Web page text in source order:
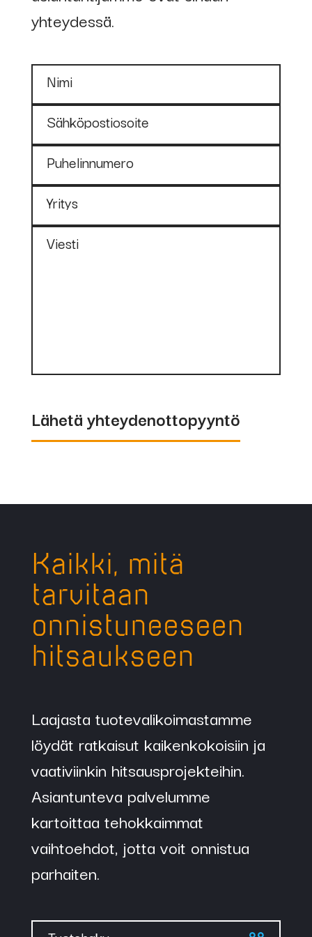
kaariaikamittarilla
sensorilla
69546
kaariaika ja
aikamittarilla ja
yhteydessä.
Nimi
Sähköpostiosoite
Puhelinnumero
Yritys
Viesti
Lähetä yhteydenottopyyntö
Kaikki, mitä
tarvitaan
onnistuneeseen
hitsaukseen
Laajasta tuotevalikoimastamme
löydät ratkaisut kaikenkokoisiin ja
vaativiinkin hitsausprojekteihin.
Asiantunteva palvelumme
kartoittaa tehokkaimmat
vaihtoehdot, jotta voit onnistua
parhaiten.